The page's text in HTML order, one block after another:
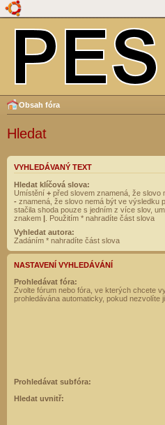
Obsah fóra
Hledat
VYHLEDÁVANÝ TEXT
Hledat klíčová slova:
Umístění + před slovem znamená, že
- znamená, že slovo nemá být ve výsledku
stačila shoda pouze s jedním z více slov,
znakem | . Použitím * nahradíte část slova
Vyhledat autora:
Zadáním * nahradíte část slova
NASTAVENÍ VYHLEDÁVÁNÍ
Prohledávat fóra:
Zvolte fórum nebo fóra, ve kterých chcete
prohledávána automaticky, pokud nezvolíte
Prohledávat subfóra:
Hledat uvnitř: